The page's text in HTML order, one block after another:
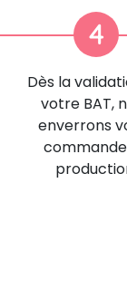
4
Dès la
votre BAT,
enverrons